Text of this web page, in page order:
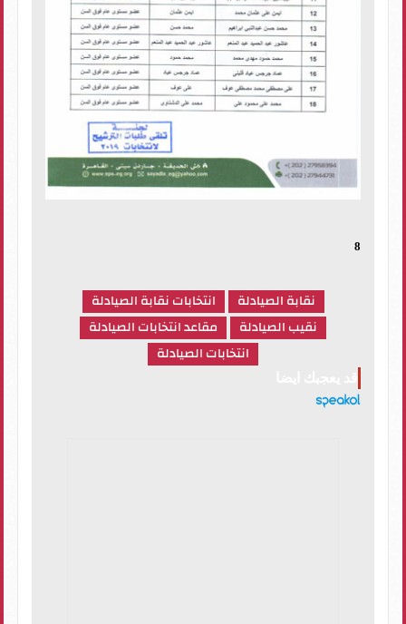
8
نقابة الصيادلة
انتخابات نقابة الصيادلة
نقيب الصيادلة
مقاعد انتخابات الصيادلة
انتخابات الصيادلة